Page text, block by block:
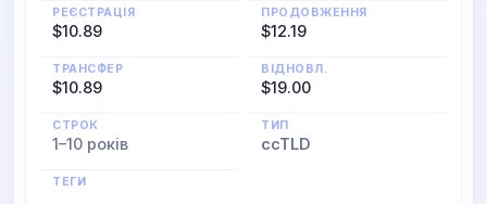
РЕЄСТРАЦІЯ
$10.89
ПРОДОВЖЕННЯ
$12.19
ТРАНСФЕР
$10.89
ВІДНОВЛ.
$19.00
СТРОК
1–10 років
ТИП
ccTLD
ТЕГИ